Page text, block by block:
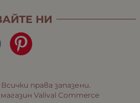
НИ
права запазени.
Valival Commerce